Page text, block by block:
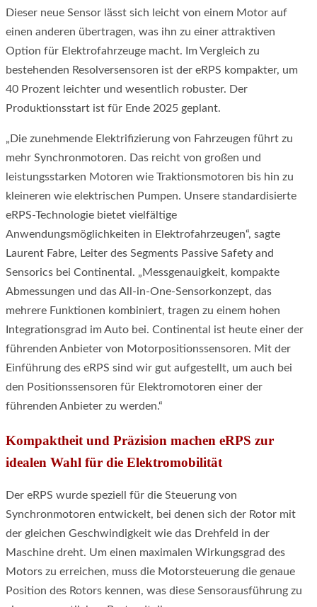
Dieser neue Sensor lässt sich leicht von einem Motor auf
einen anderen übertragen, was ihn zu einer attraktiven
Option für Elektrofahrzeuge macht. Im Vergleich zu
bestehenden Resolversensoren ist der eRPS kompakter, um
40 Prozent leichter und wesentlich robuster. Der
Produktionsstart ist für Ende 2025 geplant.
„Die zunehmende Elektrifizierung von Fahrzeugen führt zu
mehr Synchronmotoren. Das reicht von großen und
leistungsstarken Motoren wie Traktionsmotoren bis hin zu
kleineren wie elektrischen Pumpen. Unsere standardisierte
eRPS-Technologie bietet vielfältige
Anwendungsmöglichkeiten in Elektrofahrzeugen“, sagte
Laurent Fabre, Leiter des Segments Passive Safety and
Sensorics bei Continental. „Messgenauigkeit, kompakte
Abmessungen und das All-in-One-Sensorkonzept, das
mehrere Funktionen kombiniert, tragen zu einem hohen
Integrationsgrad im Auto bei. Continental ist heute einer der
führenden Anbieter von Motorpositionssensoren. Mit der
Einführung des eRPS sind wir gut aufgestellt, um auch bei
den Positionssensoren für Elektromotoren einer der
führenden Anbieter zu werden.“
Kompaktheit und Präzision machen eRPS zur
idealen Wahl für die Elektromobilität
Der eRPS wurde speziell für die Steuerung von
Synchronmotoren entwickelt, bei denen sich der Rotor mit
der gleichen Geschwindigkeit wie das Drehfeld in der
Maschine dreht. Um einen maximalen Wirkungsgrad des
Motors zu erreichen, muss die Motorsteuerung die genaue
Position des Rotors kennen, was diese Sensorausführung zu